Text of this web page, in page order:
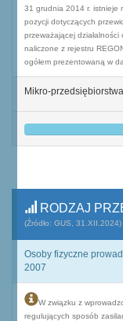
31 grudnia 2014 r. istnieje
pozycji dotyczących
przeważającej działalności
naliczone z rejestru
ogółem prezentowaną w
Mikro-
RODZAJ
(Źródło: GUS, 31.XII.2024)
Osoby fizyczne
2007
W związku z
regulujących sposób